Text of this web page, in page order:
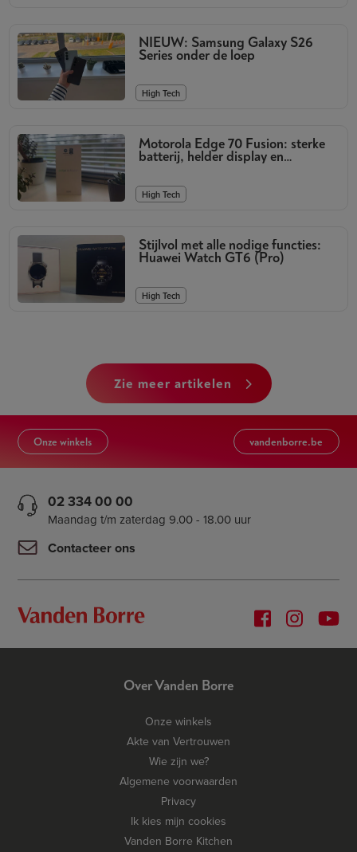
NIEUW: Samsung Galaxy S26
Series onder de loep
High Tech
Motorola Edge 70 Fusion: sterke
batterij, helder display en
kwalitatieve camera’s
High Tech
Stijlvol met alle nodige functies:
Huawei Watch GT6 (Pro)
High Tech
zie meer artikelen
Onze winkels vandenborre.be
02 334 00 00
Maandag t/m zaterdag 9.00 - 18.00 uur
Contacteer ons
Over Vanden Borre
Onze winkels
Akte van Vertrouwen
Wie zijn we?
Algemene voorwaarden
Privacy
Ik kies mijn cookies
Vanden Borre Kitchen